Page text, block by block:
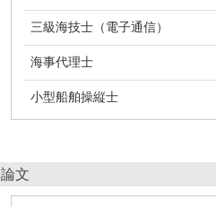
三級海技士（電子通信）
海事代理士
小型船舶操縦士
論文